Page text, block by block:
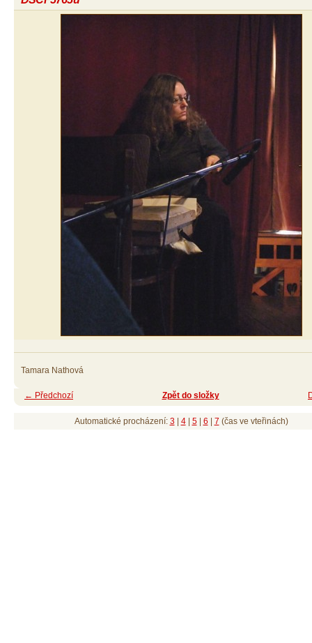
Tamara Nathová
← Předchozí Zpět do složky
Automatické procházení: 3| 4| 5| 6 7 (čas ve vteřinách)